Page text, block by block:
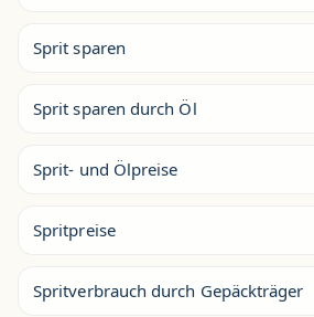
Sprit sparen
Sprit sparen durch Öl
Sprit- und Ölpreise
Spritpreise
Spritverbrauch durch Gepäckträger